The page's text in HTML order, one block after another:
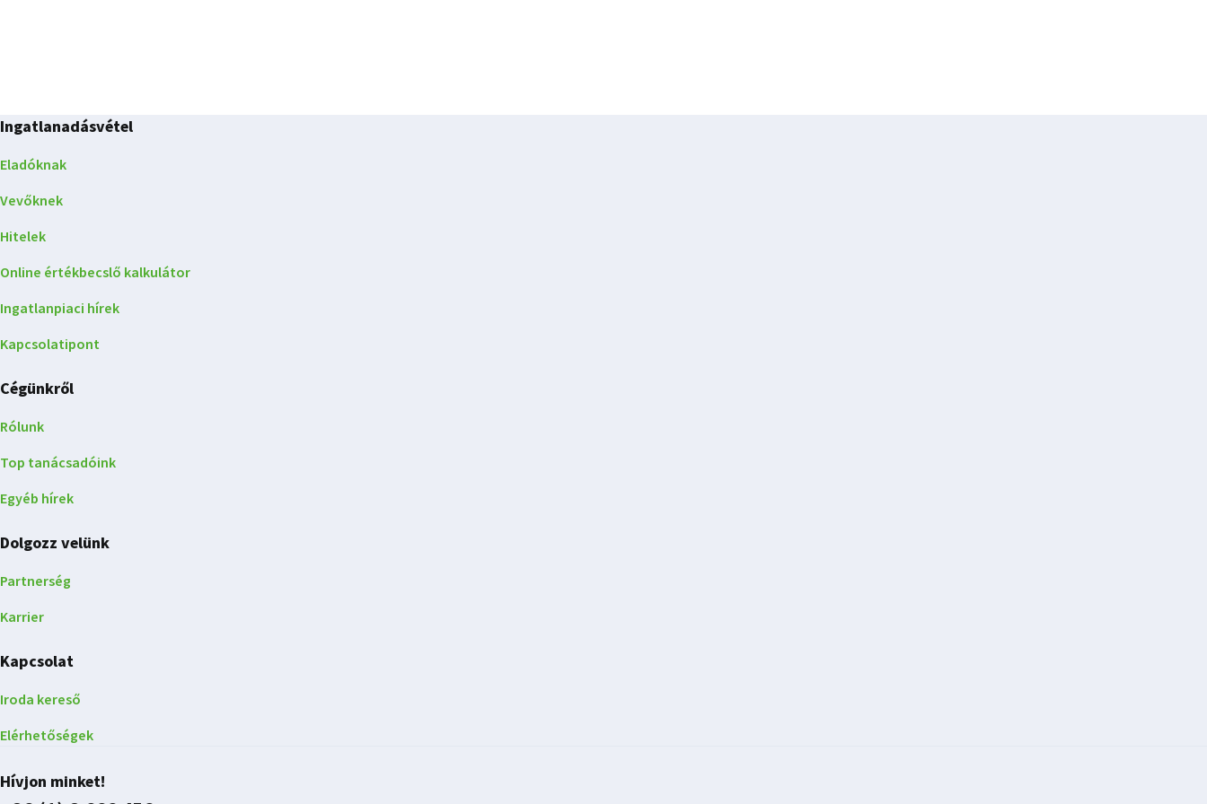
Ingatlanadásvétel
Eladóknak
Vevőknek
Hitelek
Online értékbecslő kalkulátor
Ingatlanpiaci hírek
Kapcsolatipont
Cégünkről
Rólunk
Top tanácsadóink
Egyéb hírek
Dolgozz velünk
Partnerség
Karrier
Kapcsolat
Iroda kereső
Elérhetőségek
Hívjon minket!